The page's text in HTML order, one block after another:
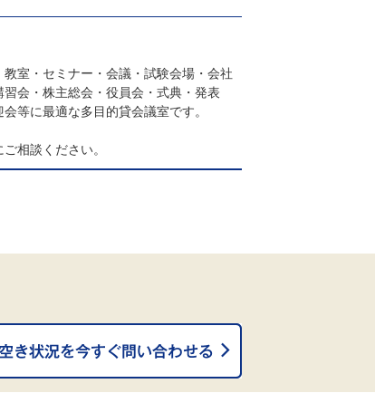
室・セミナー・会議・試験会場・会社
会・株主総会・役員会・式典・発表
等に最適な多目的貸会議室です。
相談ください。